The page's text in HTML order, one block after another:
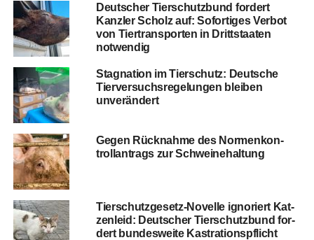
Deut­scher Tier­schutz­bund for­dert
Kanz­ler Scholz auf: Sofor­ti­ges Ver­bot
von Tier­trans­por­ten in Dritt­staa­ten
notwendig
Sta­gna­ti­on im Tier­schutz: Deut­sche
Tier­ver­suchs­re­ge­lun­gen blei­ben
unverändert
Gegen Rück­nah­me des Nor­men­kon­
troll­an­trags zur Schweinehaltung
Tier­schutz­ge­setz-Novel­le igno­riert Kat­
zen­leid: Deut­scher Tier­schutz­bund for­
dert bun­des­wei­te Kastrationspflicht